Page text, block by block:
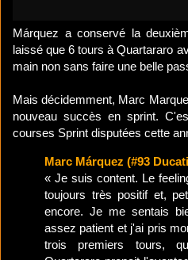
Márquez a conservé la
laissé que 6 tours à Quartararo
main non sans faire une belle
Mais décidemment, Marc
nouveau succès en sprint.
courses Sprint disputées cette
Marc Márquez (#93
« Je suis content. Le
toujours très positif et,
encore. Je me sentais
assez patient et j'ai pris
trois premiers tours,